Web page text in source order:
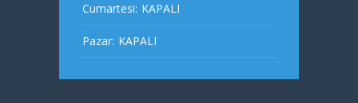
Cumartesi: KAPALI
Pazar: KAPALI